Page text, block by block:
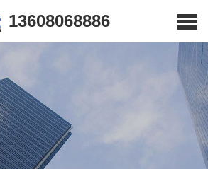
13608068886